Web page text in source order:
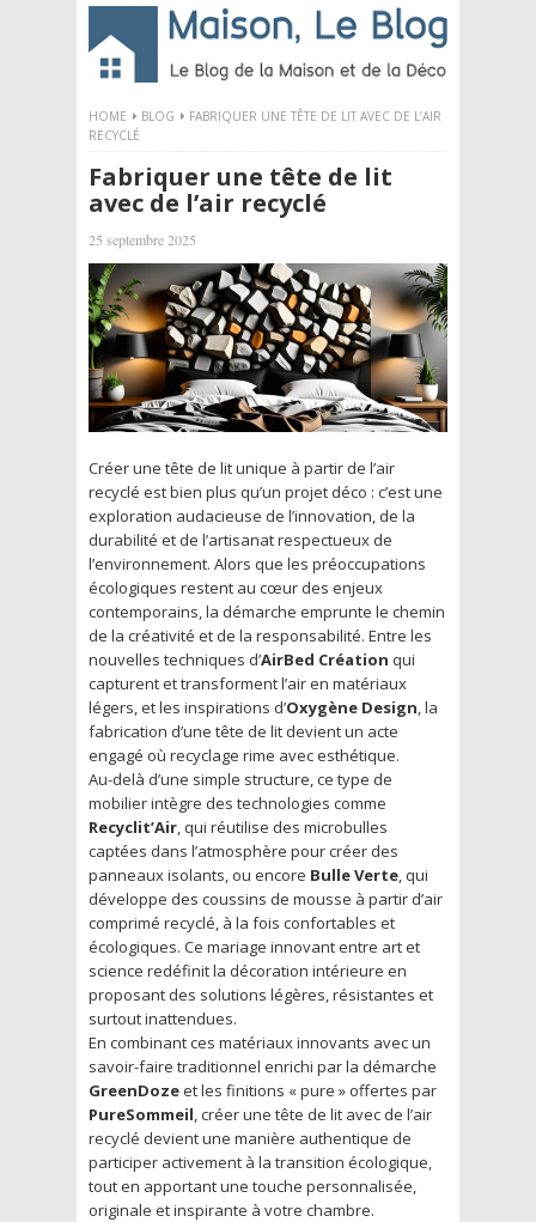
HOME BLOG
FABRIQUER UNE TÊTE DE LIT AVEC DE L’AIR
RECYCLÉ
Fabriquer une tête de lit
avec de l’air recyclé
25 septembre 2025
Créer une tête de lit unique à partir de l’air
recyclé est bien plus qu’un projet déco : c’est une
exploration audacieuse de l’innovation, de la
durabilité et de l’artisanat respectueux de
l’environnement. Alors que les préoccupations
écologiques restent au cœur des enjeux
contemporains, la démarche emprunte le chemin
de la créativité et de la responsabilité. Entre les
nouvelles techniques d’AirBed Création qui
capturent et transforment l’air en matériaux
légers, et les inspirations d’Oxygène Design, la
fabrication d’une tête de lit devient un acte
engagé où recyclage rime avec esthétique.
Au-delà d’une simple structure, ce type de
mobilier intègre des technologies comme
Recyclit’Air, qui réutilise des microbulles
captées dans l’atmosphère pour créer des
panneaux isolants, ou encore Bulle Verte, qui
développe des coussins de mousse à partir d’air
comprimé recyclé, à la fois confortables et
écologiques. Ce mariage innovant entre art et
science redéfinit la décoration intérieure en
proposant des solutions légères, résistantes et
surtout inattendues.
En combinant ces matériaux innovants avec un
savoir-faire traditionnel enrichi par la démarche
GreenDozeet les finitions « pure » offertes par
PureSommeil, créer une tête de lit avec de l’air
recyclé devient une manière authentique de
participer activement à la transition écologique,
tout en apportant une touche personnalisée,
originale et inspirante à votre chambre.